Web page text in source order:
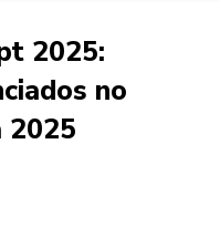
2025:
no
2025